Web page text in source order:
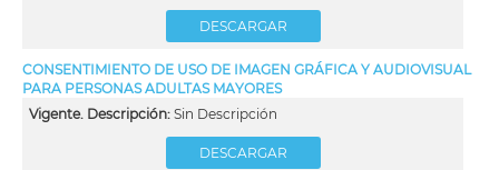
DESCARGAR
CONSENTIMIENTO DE USO DE IMAGEN GRÁFICA Y AUDIOVISUAL
PARA PERSONAS ADULTAS MAYORES
Vigente. Descripción: Sin Descripción
DESCARGAR